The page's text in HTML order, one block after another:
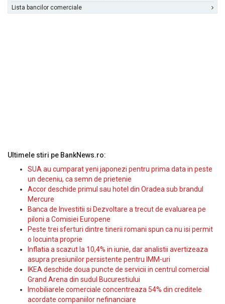
Lista bancilor comerciale
Ultimele stiri pe BankNews.ro:
SUA au cumparat yeni japonezi pentru prima data in peste
un deceniu, ca semn de prietenie
Accor deschide primul sau hotel din Oradea sub brandul
Mercure
Banca de Investitii si Dezvoltare a trecut de evaluarea pe
piloni a Comisiei Europene
Peste trei sferturi dintre tinerii romani spun ca nu isi permit
o locuinta proprie
Inflatia a scazut la 10,4% in iunie, dar analistii avertizeaza
asupra presiunilor persistente pentru IMM-uri
IKEA deschide doua puncte de servicii in centrul comercial
Grand Arena din sudul Bucurestiului
Imobiliarele comerciale concentreaza 54% din creditele
acordate companiilor nefinanciare